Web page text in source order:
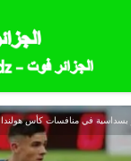
بسداسية في منافسات كأس هولندا